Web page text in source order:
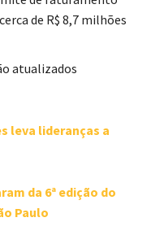
de R$ 8,7 milhões
atualizados
leva lideranças a
da 6ª edição do
Paulo